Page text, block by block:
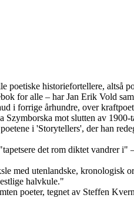
poetiske historiefortellere, altså
for alle – har Jan Erik Vold
i forrige århundre, over
mot slutten av 1900-
i 'Storytellers', der han
det rom diktet vandrer
med utenlandske, kronologisk
halvkule."
poeter, tegnet av Steffen